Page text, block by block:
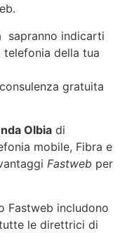
sapranno indicarti
della tua
gratuita
Olbia di
mobile, Fibra e
Fastweb per
Fastweb includono
le direttrici di